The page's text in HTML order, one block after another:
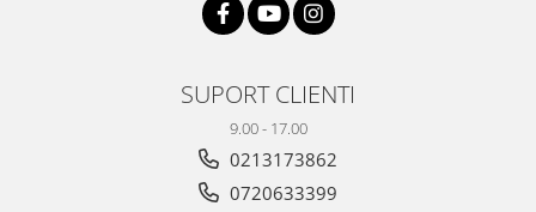
SUPORT CLIENTI
9.00 - 17.00
0213173862
0720633399